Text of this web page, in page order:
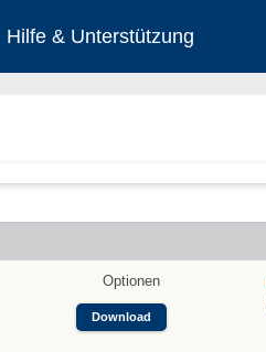
Hilfe & Unterstützung
Optionen
Download